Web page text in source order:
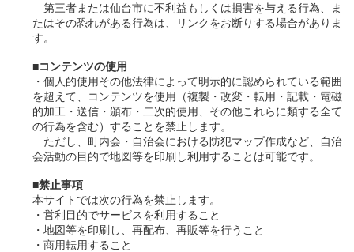
第三者または仙台市に不利益もしくは損害を与える行為、ま
たはその恐れがある行為は、リンクをお断りする場合がありま
す。
■コンテンツの使用
・個人的使用その他法律によって明示的に認められている範囲
を超えて、コンテンツを使用（複製・改変・転用・記載・電磁
的加工・送信・頒布・二次的使用、その他これらに類する全て
の行為を含む）することを禁止します。
ただし、町内会・自治会における防犯マップ作成など、自治
会活動の目的で地図等を印刷し利用することは可能です。
■禁止事項
本サイトでは次の行為を禁止します。
・営利目的でサービスを利用すること
・地図等を印刷し、再配布、再販等を行うこと
・商用転用すること